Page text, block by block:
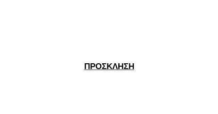
ΠΡΟΣΚΛΗΣΗ